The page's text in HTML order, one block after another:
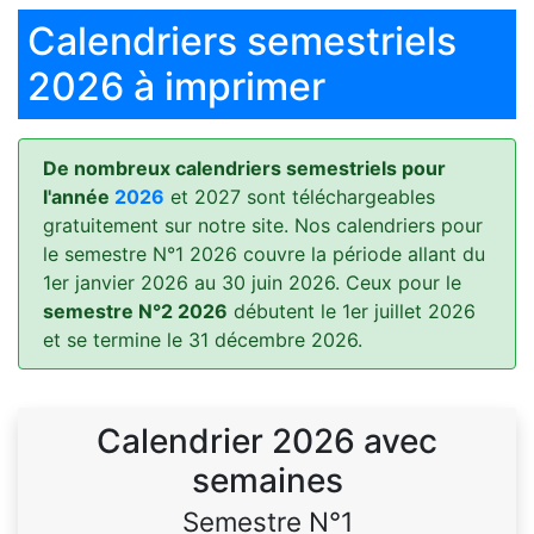
Calendriers semestriels
2026 à imprimer
De nombreux calendriers semestriels pour
l'année 2026 et 2027 sont téléchargeables
gratuitement sur notre site. Nos calendriers pour
le semestre N°1 2026 couvre la période allant du
1er janvier 2026 au 30 juin 2026. Ceux pour le
semestre N°2 2026 débutent le 1er juillet 2026
et se termine le 31 décembre 2026.
Calendrier 2026 avec
semaines
Semestre N°1